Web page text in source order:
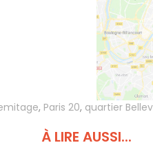
, Paris 20, quartier
À LIRE AUSSI...